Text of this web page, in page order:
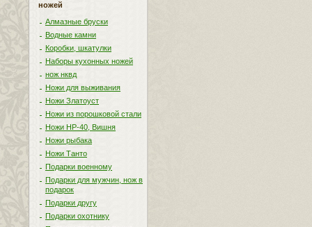
ножей
Алмазные бруски
Водные камни
Коробки, шкатулки
Наборы кухонных ножей
нож нквд
Ножи для выживания
Ножи Златоуст
Ножи из порошковой стали
Ножи НР-40, Вишня
Ножи рыбака
Ножи Танто
Подарки военному
Подарки для мужчин, нож в
подарок
Подарки другу
Подарки охотнику